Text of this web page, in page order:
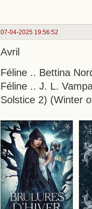
07-04-2025 19:56:52
Avril
Féline .. Bettina
Féline .. J. L.
Solstice 2) (Winter